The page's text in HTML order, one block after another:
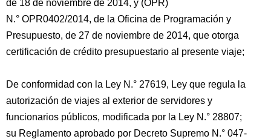
de 18 de noviembre de 2014, y (OPR)
N.° OPR0402/2014, de la Oficina de Programación y
Presupuesto, de 27 de noviembre de 2014, que otorga
certificación de crédito presupuestario al presente viaje;
De conformidad con la Ley N.° 27619, Ley que regula la
autorización de viajes al exterior de servidores y
funcionarios públicos, modificada por la Ley N.° 28807;
su Reglamento aprobado por Decreto Supremo N.° 047-